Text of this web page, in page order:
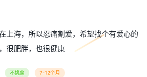
上海，所以忍痛割爱，希望找个有爱心的
很肥胖，也很健康
不挑食 7-12个月